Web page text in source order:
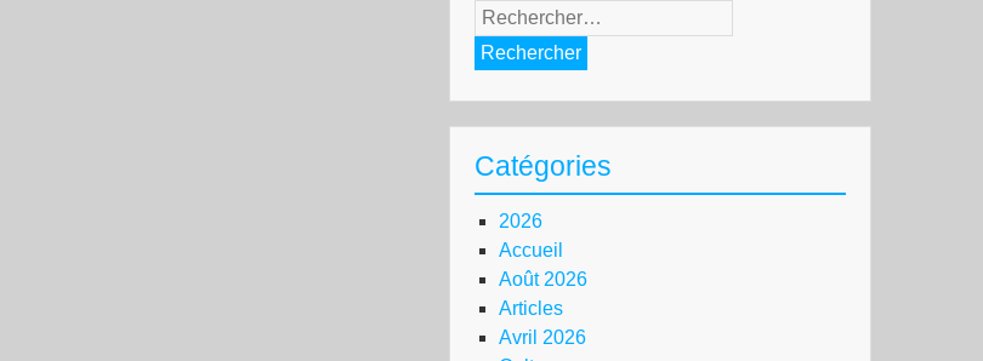
Rechercher :
Catégories
2026
Accueil
Août 2026
Articles
Avril 2026